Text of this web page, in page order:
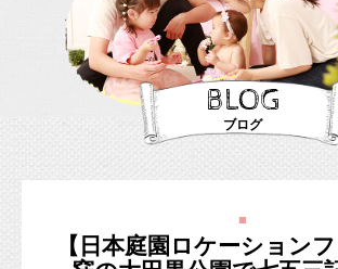
BLOG
ブログ
■
【日本庭園ロケーション